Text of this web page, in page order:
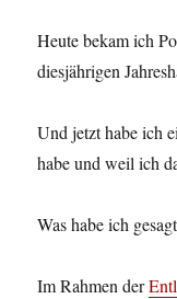
Heute bekam ich
diesjährigen
Und jetzt habe ich
habe und weil ich
Was habe ich
Im Rahmen der